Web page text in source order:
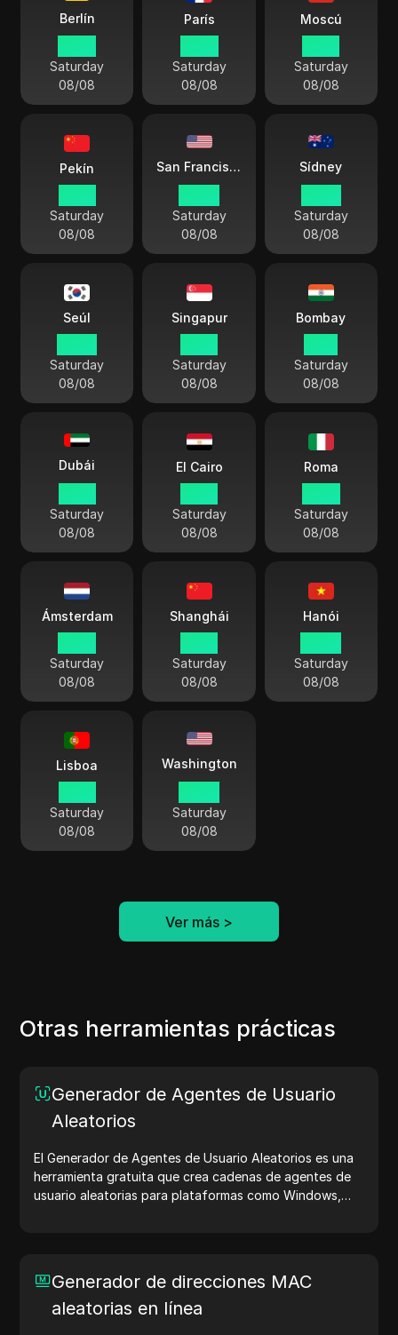
Berlín
Saturday
08/08
París
Saturday
08/08
Moscú
Saturday
08/08
Pekín
Saturday
08/08
San Francisco
Saturday
08/08
Sídney
Saturday
08/08
Seúl
Saturday
08/08
Singapur
Saturday
08/08
Bombay
Saturday
08/08
Dubái
Saturday
08/08
El Cairo
Saturday
08/08
Roma
Saturday
08/08
Ámsterdam
Saturday
08/08
Shanghái
Saturday
08/08
Hanói
Saturday
08/08
Lisboa
Saturday
08/08
Washington
Saturday
08/08
Ver más >
Otras herramientas prácticas
Generador de Agentes de Usuario
Aleatorios
El Generador de Agentes de Usuario Aleatorios es una
herramienta gratuita que crea cadenas de agentes de
usuario aleatorias para plataformas como Windows,
y optimización del desarrollo. Simplifica tus flujos de
trabajo: ¡genera agentes de usuario hoy!
Generador de direcciones MAC
aleatorias en línea